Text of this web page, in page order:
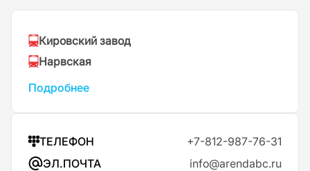
Кировский завод
Нарвская
Подробнее
ТЕЛЕФОН
+7-812-987-76-31
ЭЛ.ПОЧТА
info@arendabc.ru